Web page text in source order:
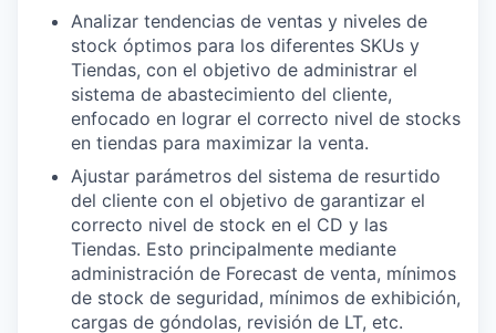
Analizar tendencias de ventas y niveles de
stock óptimos para los diferentes SKUs y
Tiendas, con el objetivo de administrar el
sistema de abastecimiento del cliente,
enfocado en lograr el correcto nivel de stocks
en tiendas para maximizar la venta.
Ajustar parámetros del sistema de resurtido
del cliente con el objetivo de garantizar el
correcto nivel de stock en el CD y las
Tiendas. Esto principalmente mediante
administración de Forecast de venta, mínimos
de stock de seguridad, mínimos de exhibición,
cargas de góndolas, revisión de LT, etc.